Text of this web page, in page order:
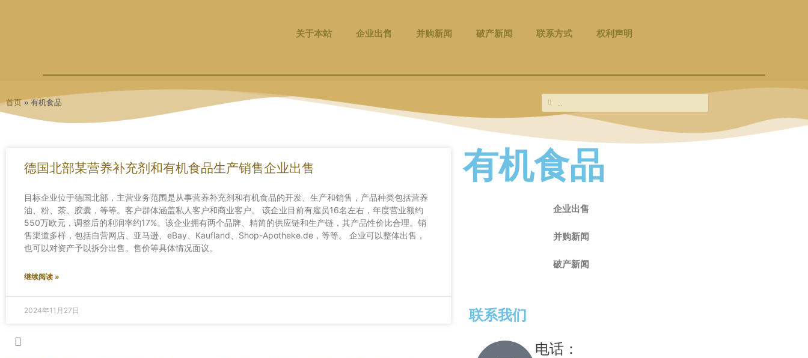
关于本站 企业出售 并购新闻 破产新闻 联系方式 权利声明
首页» 有机食品 Search
Search
德国北部某营养补充剂和有机食品生产销售企业出售
目标企业位于德国北部，主营业务范围是从事营养补充剂和有机食品的开发、生产和销售，产品种类包括营养
油、粉、茶、胶囊，等等。客户群体涵盖私人客户和商业客户。 该企业目前有雇员16名左右，年度营业额约
550万欧元，调整后的利润率约17%。该企业拥有两个品牌、精简的供应链和生产链，其产品性价比合理。销
售渠道多样，包括自营网店、亚马逊、eBay、Kaufland、Shop-Apotheke.de，等等。 企业可以整体出售，
也可以对资产予以拆分出售。售价等具体情况面议。
继续阅读 »
2024年11月27日
有机食品
企业出售
并购新闻
破产新闻
联系我们
电话：